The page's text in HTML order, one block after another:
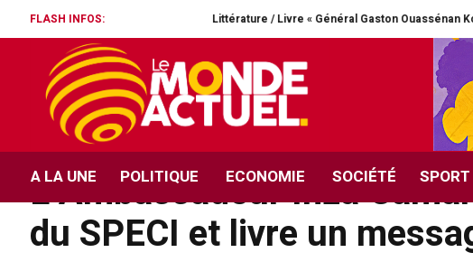
FLASH INFOS: Littérature / Livre « Général Gaston Ouassénan Koné, l’homme
A LA UNE POLITIQUE ECONOMIE SOCIÉTÉ SPORT
ECONOMIE
Relations économiques
Etats-Unis, le Canada et le
L’Ambassadeur Inza
du SPECI et livre un